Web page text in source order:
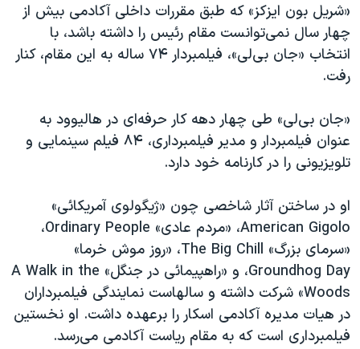
«شریل بون ایزکز» که طبق مقررات داخلی آکادمی بیش از
چهار سال نمی‌توانست مقام رئیس را داشته باشد، با
انتخاب «جان بی‌لی»، فیلمبردار ۷۴ ساله به این مقام، کنار
رفت.
«جان بی‌لی» طی چهار دهه کار حرفه‌ای در هالیوود به
عنوان فیلمبردار و مدیر فیلمبرداری، ۸۴ فیلم سینمایی و
تلویزیونی را در کارنامه خود دارد.
او در ساختن آثار شاخصی چون «ژیگولوی آمریکائی»
American Gigolo، «مردم عادی» Ordinary People،
«سرمای بزرگ» The Big Chill، «روز موش خرما»
Groundhog Day، و «راهپیمائی در جنگل» A Walk in the
Woods» شرکت داشته و سالهاست نمایندگی فیلمبرداران
در هیات مدیره آکادمی اسکار را برعهده داشت. او نخستین
فیلمبرداری است که به مقام ریاست آکادمی می‌رسد.